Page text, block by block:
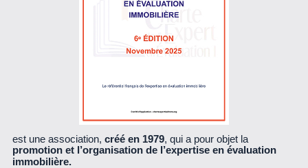
est une association, créé en 1979, qui a pour objet la
promotion et l’organisation de l’expertise en évaluation
immobilière.